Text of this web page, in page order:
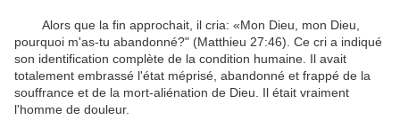
Alors que la fin approchait, il cria: «Mon Dieu
mon Dieu,
pourquoi m'as-tu abandonné?" (Matthieu 27:46) Ce cri a indiqué
son identification complète de la condition humaine Il avait
totalement embrassé l'état méprisé abandonné et frappé de la
souffrance et de la mort-aliénation de Dieu
Il était vraiment
l'homme de douleur.